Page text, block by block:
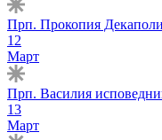
Прп. Прокопия
12
Март
Прп. Василия
13
Март